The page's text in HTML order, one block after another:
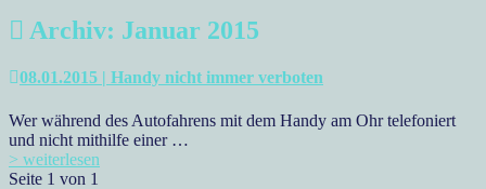
Archiv: Januar 2015
08.01.2015 | Handy nicht immer verboten
Wer während des Autofahrens mit dem Handy am Ohr telefoniert
und nicht mithilfe einer …
> weiterlesen
Seite 1 von 1